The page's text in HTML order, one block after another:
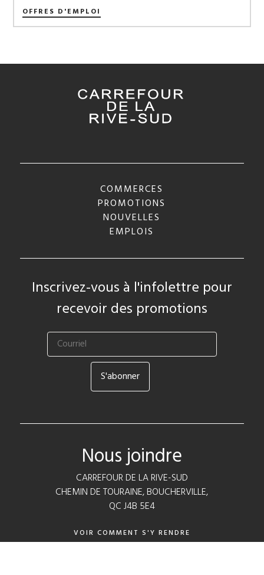
Sports & loisirs
OFFRES D'EMPLOI
COMMERCES
PROMOTIONS
NOUVELLES
EMPLOIS
Inscrivez-vous à l'infolettre pour
recevoir des promotions
Nous joindre
CARREFOUR DE LA RIVE-SUD
CHEMIN DE TOURAINE, BOUCHERVILLE,
QC J4B 5E4
VOIR COMMENT S'Y RENDRE